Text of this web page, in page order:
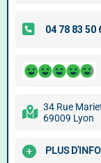
34 Rue
69009 Lyon
PLUS